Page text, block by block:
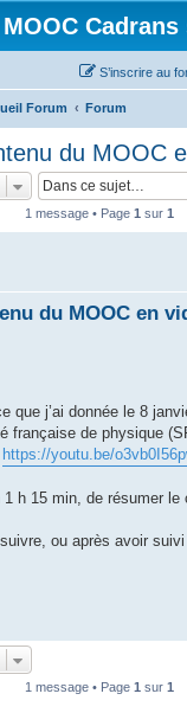
S’inscrire au
Forum Forum
du MOOC
1 message • Page 1 sur 1
du MOOC en
que j’ai donnée le 8
française de physique
https://youtu.be/
h 15 min, de résumer
ou après avoir
1 message • Page 1 sur 1